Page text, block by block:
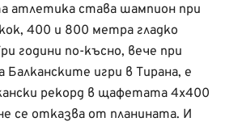
атлетика става шампион при
400 и 800 метра гладко
години по-късно, вече при
игри в Тирана, е
рекорд в щафетата 4х400
се отказва от планината. И